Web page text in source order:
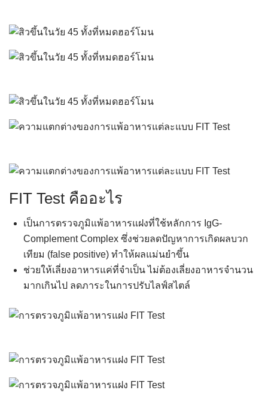
FIT Test คืออะไร
เป็นการตรวจภูมิแพ้อาหารแฝงที่ใช้หลักการ IgG-
Complement Complex ซึ่งช่วยลดปัญหาการเกิดผลบวก
เทียม (false positive) ทำให้ผลแม่นยำขึ้น
ช่วยให้เลี่ยงอาหารแค่ที่จำเป็น ไม่ต้องเลี่ยงอาหารจำนวน
มากเกินไป ลดภาระในการปรับไลฟ์สไตล์